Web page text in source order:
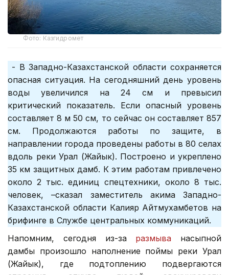
Фото: Казгидромет
- В Западно-Казахстанской области сохраняется
опасная ситуация. На сегодняшний день уровень
воды увеличился на 24 см и превысил
критический показатель. Если опасный уровень
составляет 8 м 50 см, то сейчас он составляет 857
см. Продолжаются работы по защите, в
направлении города проведены работы в 80 селах
вдоль реки Урал (Жайык). Построено и укреплено
35 км защитных дамб. К этим работам привлечено
около 2 тыс. единиц спецтехники, около 8 тыс.
человек, –сказал заместитель акима Западно-
Казахстанской области Калияр Айтмухамбетов на
брифинге в Службе центральных коммуникаций.
Напомним, сегодня из-за размыва насыпной
дамбы произошло наполнение поймы реки Урал
(Жайык), где подтоплению подвергаются